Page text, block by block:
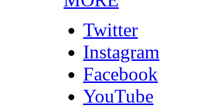
Twitter
Instagram
Facebook
YouTube